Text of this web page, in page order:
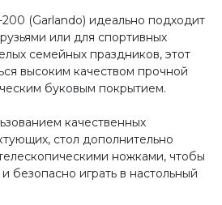
(Garlando) идеально подходит
или для спортивных
семейных праздников, этот
высоким качеством прочной
буковым покрытием.
качественных
стол дополнительно
ножками, чтобы
безопасно играть в настольный